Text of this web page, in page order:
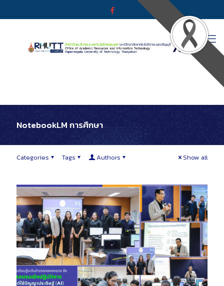
NotebookLM การศึกษา
Categories Tags Authors Show all